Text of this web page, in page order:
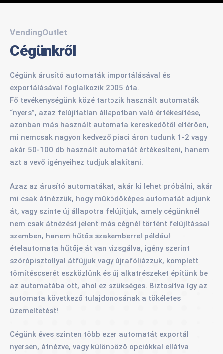
VendingOutlet
Cégünkről
Cégünk árusító automaták importálásával és
exportálásával foglalkozik 2005 óta.
Fő tevékenységünk közé tartozik használt automaták
“nyers”, azaz felújítatlan állapotban való értékesítése,
azonban más használt automata kereskedőtől eltérően,
mi nemcsak nagyon kedvező piaci áron tudunk 1-2 vagy
akár 50-100 db használt automatát értékesíteni, hanem
azt a vevő igényeihez tudjuk alakítani.
Azaz az árusító automatákat, akár ki lehet próbálni, akár
mi csak átnézzük, hogy működőképes automatát adjunk
át, vagy szinte új állapotra felújítjuk, amely cégünknél
nem csak átnézést jelent más cégnél történt felújítással
szemben, hanem hűtős szakemberrel például
ételautomata hűtője át van vizsgálva, igény szerint
szórópisztollyal átfújjuk vagy újrafóliázzuk, komplett
tömítéscserét eszközlünk és új alkatrészeket építünk be
az automatába ott, ahol ez szükséges. Biztosítva így az
automata következő tulajdonosának a tökéletes
üzemeltetést!
Cégünk éves szinten több ezer automatát exportál
nyersen, átnézve, vagy különböző opciókkal ellátva